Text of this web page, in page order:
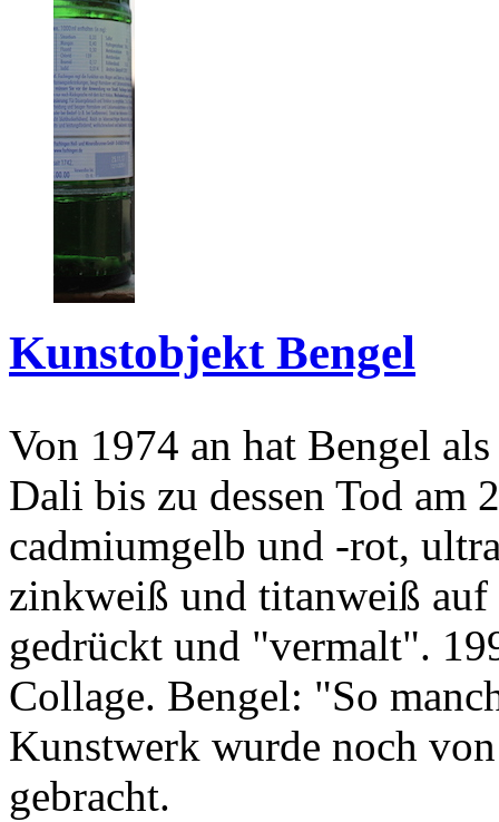
Kunstobjekt Bengel
Von 1974 an hat Bengel
Dali bis zu dessen Tod am
cadmiumgelb und -rot,
zinkweiß und titanweiß
gedrückt und "vermalt".
Collage. Bengel: "So
Kunstwerk wurde noch
gebracht.